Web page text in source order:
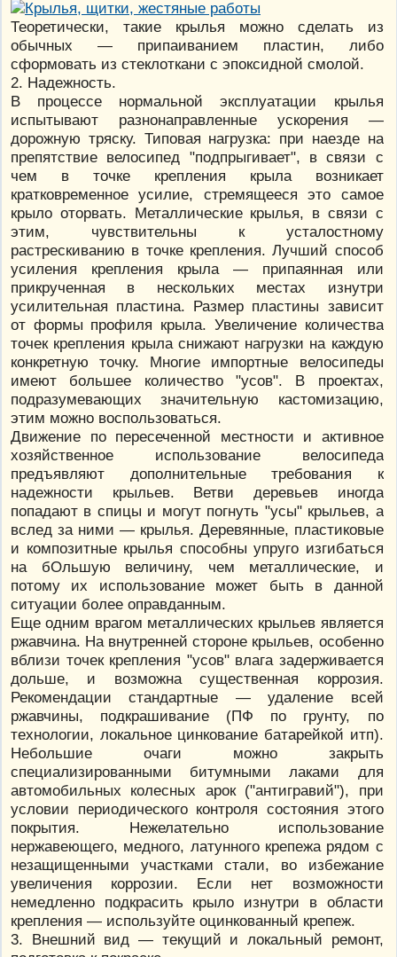
Теоретически, такие крылья можно сделать из
обычных — припаиванием пластин, либо
сформовать из стеклоткани с эпоксидной смолой.
2. Надежность.
В процессе нормальной эксплуатации крылья
испытывают разнонаправленные ускорения —
дорожную тряску. Типовая нагрузка: при наезде на
препятствие велосипед "подпрыгивает", в связи с
чем в точке крепления крыла возникает
кратковременное усилие, стремящееся это самое
крыло оторвать. Металлические крылья, в связи с
этим, чувствительны к усталостному
растрескиванию в точке крепления. Лучший способ
усиления крепления крыла — припаянная или
прикрученная в нескольких местах изнутри
усилительная пластина. Размер пластины зависит
от формы профиля крыла. Увеличение количества
точек крепления крыла снижают нагрузки на каждую
конкретную точку. Многие импортные велосипеды
имеют большее количество "усов". В проектах,
подразумевающих значительную кастомизацию,
этим можно воспользоваться.
Движение по пересеченной местности и активное
хозяйственное использование велосипеда
предъявляют дополнительные требования к
надежности крыльев. Ветви деревьев иногда
попадают в спицы и могут погнуть "усы" крыльев, а
вслед за ними — крылья. Деревянные, пластиковые
и композитные крылья способны упруго изгибаться
на бОльшую величину, чем металлические, и
потому их использование может быть в данной
ситуации более оправданным.
Еще одним врагом металлических крыльев является
ржавчина. На внутренней стороне крыльев, особенно
вблизи точек крепления "усов" влага задерживается
дольше, и возможна существенная коррозия.
Рекомендации стандартные — удаление всей
ржавчины, подкрашивание (ПФ по грунту, по
технологии, локальное цинкование батарейкой итп).
Небольшие очаги можно закрыть
специализированными битумными лаками для
автомобильных колесных арок ("антигравий"), при
условии периодического контроля состояния этого
покрытия. Нежелательно использование
нержавеющего, медного, латунного крепежа рядом с
незащищенными участками стали, во избежание
увеличения коррозии. Если нет возможности
немедленно подкрасить крыло изнутри в области
крепления — используйте оцинкованный крепеж.
3. Внешний вид — текущий и локальный ремонт,